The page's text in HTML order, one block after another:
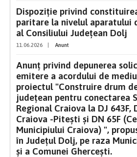
Dispoziție privind
paritare la nivelul aparatului
al Consiliului Județean Dolj
11.06.2026 Anunt
Anunț privind depunerea
emitere a acordului de
proiectul "Construire drum
județean pentru conectarea
Regional Craiova la DJ 643F,
Craiova -Pitești și DN 65F
Municipiului Craiova) ",
în Județul Dolj, pe raza
și a Comunei Ghercești.